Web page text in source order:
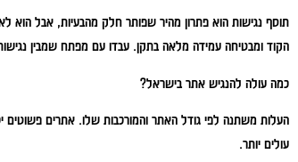
תוסף נגישות הוא פתרון מהיר שפותר חלק מהבעיות, אבל
הקוד ומבטיחה עמידה מלאה בתקן. עבדו עם מפתח שמבין
כמה עולה להנגיש אתר בישראל?
העלות משתנה לפי גודל האתר והמורכבות שלו. אתרים פשוטים
עולים יותר.